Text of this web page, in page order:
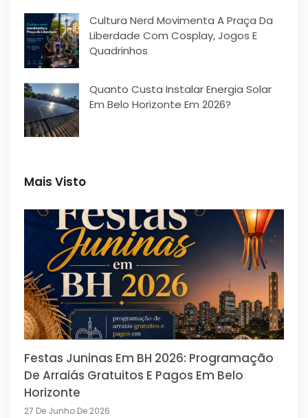
Cultura Nerd Movimenta A Praça Da
Liberdade Com Cosplay, Jogos E
Quadrinhos
Quanto Custa Instalar Energia Solar
Em Belo Horizonte Em 2026?
Mais Visto
Festas Juninas Em BH 2026: Programação
De Arraiás Gratuitos E Pagos Em Belo
Horizonte
27 De Junho De 2026